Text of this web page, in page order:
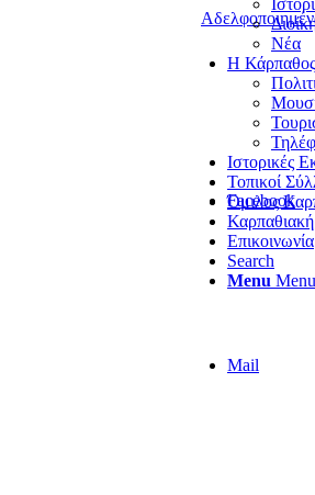
Facebook
Mail
Νέα
Η Κάρπαθος
Ιστορικές
Τοπικοί
Όμιλος
Επικοινωνία
Search
Menu Menu